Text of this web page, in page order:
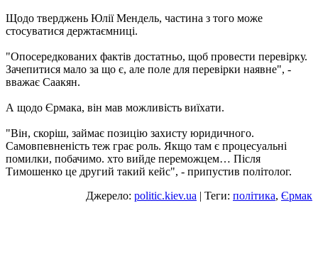
Щодо тверджень Юлії Мендель, частина з того може
стосуватися держтаємниці.
"Опосередкованих фактів достатньо, щоб провести перевірку.
Зачепитися мало за що є, але поле для перевірки наявне", -
вважає Саакян.
А щодо Єрмака, він мав можливість виїхати.
"Він, скоріш, займає позицію захисту юридичного.
Самовпевненість теж грає роль. Якщо там є процесуальні
помилки, побачимо. хто вийде переможцем… Після
Тимошенко це другий такий кейс", - припустив політолог.
Джерело: politic.kiev.ua | Теги: політика, Єрмак